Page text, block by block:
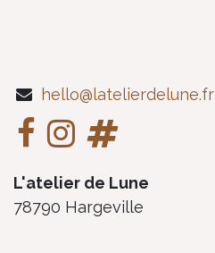
hello@latelierdelune.fr
L'atelier de Lune
78790 Hargeville